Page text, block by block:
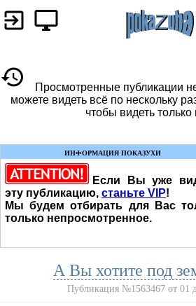
Просмотренные публикации
можете видеть всё по нескольку
чтобы видеть только
ИНФОРМАЦИЯ ПОКАЗУХИ
Если Вы уже
эту публикацию, станьте VIP!
Мы будем отбирать для Вас
только непросмотренное.
А Вы хотите под
Публикация №1563467 от 01